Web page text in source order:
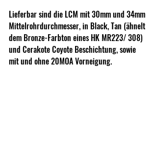
Lieferbar sind die LCM mit 30mm und 34mm
Mittelrohrdurchmesser, in Black, Tan (ähnelt
dem Bronze-Farbton eines HK MR223/ 308)
und Cerakote Coyote Beschichtung, sowie
mit und ohne 20MOA Vorneigung.